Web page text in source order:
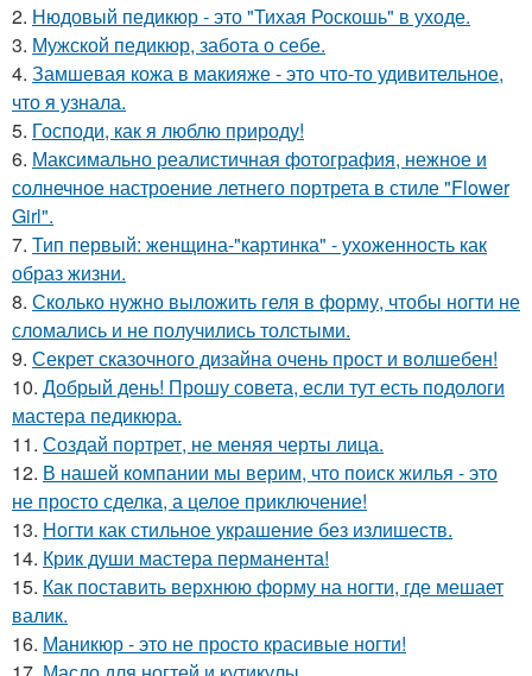
2. Нюдовый педикюр - это "Тихая Роскошь" в уходе.
3. Мужской педикюр, забота о себе.
4. Замшевая кожа в макияже - это что-то удивительное,
что я узнала.
5. Господи, как я люблю природу!
6. Максимально реалистичная фотография, нежное и
солнечное настроение летнего портрета в стиле "Flower
Girl".
7. Тип первый: женщина-"картинка" - ухоженность как
образ жизни.
8. Сколько нужно выложить геля в форму, чтобы ногти не
сломались и не получились толстыми.
9. Секрет сказочного дизайна очень прост и волшебен!
10. Добрый день! Прошу совета, если тут есть подологи
мастера педикюра.
11. Создай портрет, не меняя черты лица.
12. В нашей компании мы верим, что поиск жилья - это
не просто сделка, а целое приключение!
13. Ногти как стильное украшение без излишеств.
14. Крик души мастера перманента!
15. Как поставить верхнюю форму на ногти, где мешает
валик.
16. Маникюр - это не просто красивые ногти!